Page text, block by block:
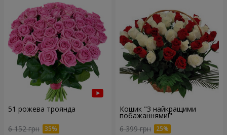
51 рожева троянда
6 152 грн
Кошик "З найкращими
побажаннями!"
6 399 грн